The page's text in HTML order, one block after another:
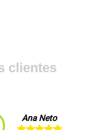
clientes
Ana Neto